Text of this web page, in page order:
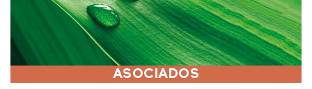
ASOCIADOS